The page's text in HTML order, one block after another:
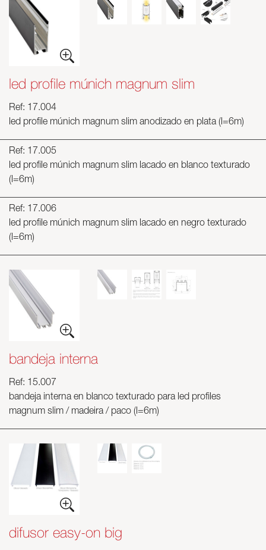
led profile múnich magnum slim
Ref: 17.004
led profile múnich magnum slim anodizado en plata (l=6m)
Ref: 17.005
led profile múnich magnum slim lacado en blanco texturado
(l=6m)
Ref: 17.006
led profile múnich magnum slim lacado en negro texturado
(l=6m)
bandeja interna
Ref: 15.007
bandeja interna en blanco texturado para led profiles
magnum slim / madeira / paco (l=6m)
difusor easy-on big